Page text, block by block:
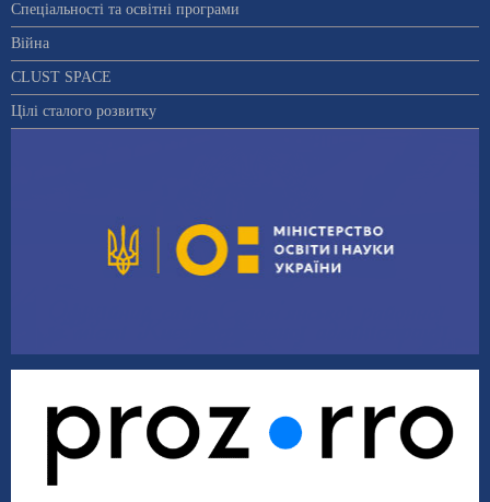
Спеціальності та освітні програми
Війна
CLUST SPACE
Цілі сталого розвитку